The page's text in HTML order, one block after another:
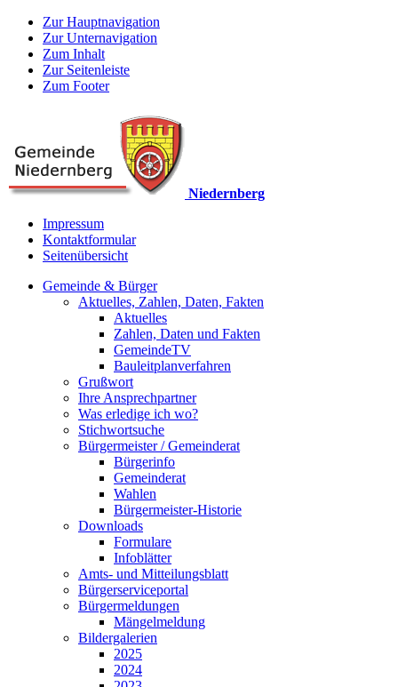
Zur Hauptnavigation
Zur Unternavigation
Zum Inhalt
Zur Seitenleiste
Zum Footer
Niedernberg
Impressum
Kontaktformular
Seitenübersicht
Gemeinde & Bürger
Aktuelles, Zahlen, Daten, Fakten
Aktuelles
Zahlen, Daten und Fakten
GemeindeTV
Bauleitplanverfahren
Grußwort
Ihre Ansprechpartner
Was erledige ich wo?
Stichwortsuche
Bürgermeister / Gemeinderat
Bürgerinfo
Gemeinderat
Wahlen
Bürgermeister-Historie
Downloads
Formulare
Infoblätter
Amts- und Mitteilungsblatt
Bürgerserviceportal
Bürgermeldungen
Mängelmeldung
Bildergalerien
2025
2024